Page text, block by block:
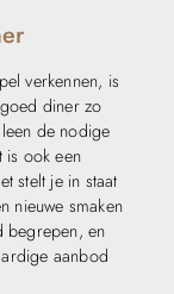
verkennen, is
diner zo
de nodige
is ook een
stelt je in staat
nieuwe smaken
begrepen, en
aanbod